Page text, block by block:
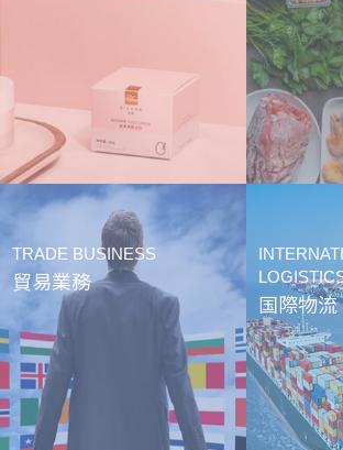
TRADE BUSINESS
貿易業務
国際物流